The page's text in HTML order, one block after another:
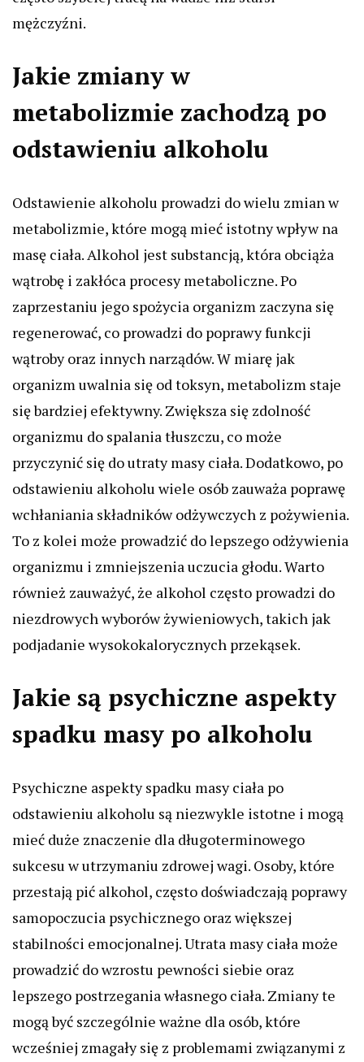
mężczyźni.
Jakie zmiany w
metabolizmie zachodzą po
odstawieniu alkoholu
Odstawienie alkoholu prowadzi do wielu zmian w
metabolizmie, które mogą mieć istotny wpływ na
masę ciała. Alkohol jest substancją, która obciąża
wątrobę i zakłóca procesy metaboliczne. Po
zaprzestaniu jego spożycia organizm zaczyna się
regenerować, co prowadzi do poprawy funkcji
wątroby oraz innych narządów. W miarę jak
organizm uwalnia się od toksyn, metabolizm staje
się bardziej efektywny. Zwiększa się zdolność
organizmu do spalania tłuszczu, co może
przyczynić się do utraty masy ciała. Dodatkowo, po
odstawieniu alkoholu wiele osób zauważa poprawę
wchłaniania składników odżywczych z pożywienia.
To z kolei może prowadzić do lepszego odżywienia
organizmu i zmniejszenia uczucia głodu. Warto
również zauważyć, że alkohol często prowadzi do
niezdrowych wyborów żywieniowych, takich jak
podjadanie wysokokalorycznych przekąsek.
Jakie są psychiczne aspekty
spadku masy po alkoholu
Psychiczne aspekty spadku masy ciała po
odstawieniu alkoholu są niezwykle istotne i mogą
mieć duże znaczenie dla długoterminowego
sukcesu w utrzymaniu zdrowej wagi. Osoby, które
przestają pić alkohol, często doświadczają poprawy
samopoczucia psychicznego oraz większej
stabilności emocjonalnej. Utrata masy ciała może
prowadzić do wzrostu pewności siebie oraz
lepszego postrzegania własnego ciała. Zmiany te
mogą być szczególnie ważne dla osób, które
wcześniej zmagały się z problemami związanymi z